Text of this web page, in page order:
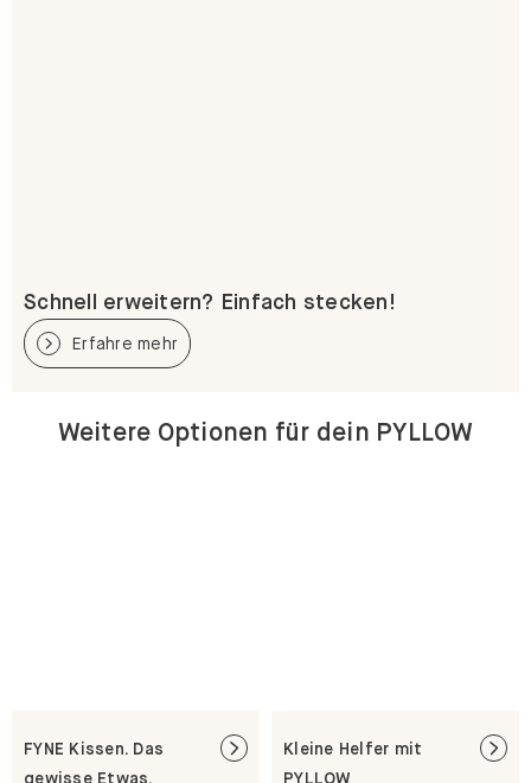
Schnell erweitern? Einfach stecken!
Erfahre mehr
Weitere Optionen für dein PYLLOW
FYNE Kissen. Das
gewisse Etwas.
Kleine Helfer mit
PYLLOW